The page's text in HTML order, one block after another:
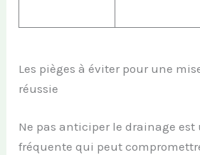
Les pièges à éviter pour une
réussie
Ne pas anticiper le drainage est
fréquente qui peut